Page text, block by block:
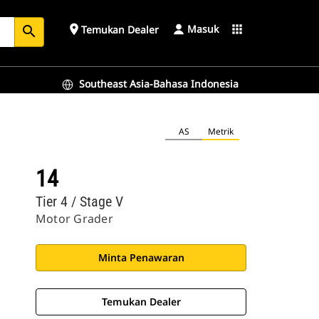
search place Temukan Dealer Masuk apps
Southeast Asia-Bahasa Indonesia
AS Metrik
14
Motor Grader
Tier 4 / Stage V
Minta Penawaran
Temukan Dealer